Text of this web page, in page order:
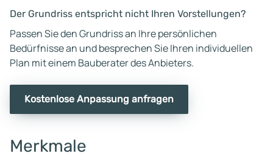
Der Grundriss entspricht nicht Ihren Vorstellungen?
Passen Sie den Grundriss an Ihre persönlichen
Bedürfnisse an und besprechen Sie Ihren individuellen
Plan mit einem Bauberater des Anbieters.
Kostenlose Anpassung anfragen
Merkmale